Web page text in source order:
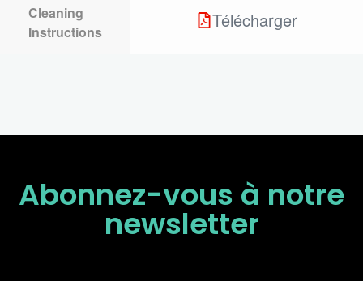
Cleaning
Instructions
Télécharger
Abonnez-vous à notre
newsletter